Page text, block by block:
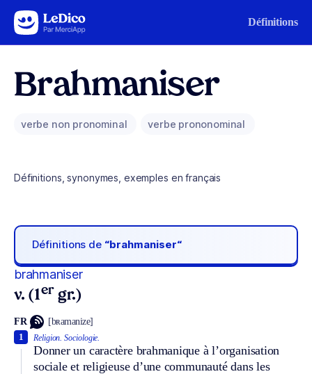
Aller au contenu Définitions
Brahmaniser
verbe non pronominal verbe prononominal
Définitions, synonymes, exemples en français
Définitions de “brahmaniser“
brahmaniser
v. (1er gr.)
FR [bʀamanize]
Religion. Sociologie.
Donner un caractère brahmanique à l’organisation
sociale et religieuse d’une communauté dans les
1